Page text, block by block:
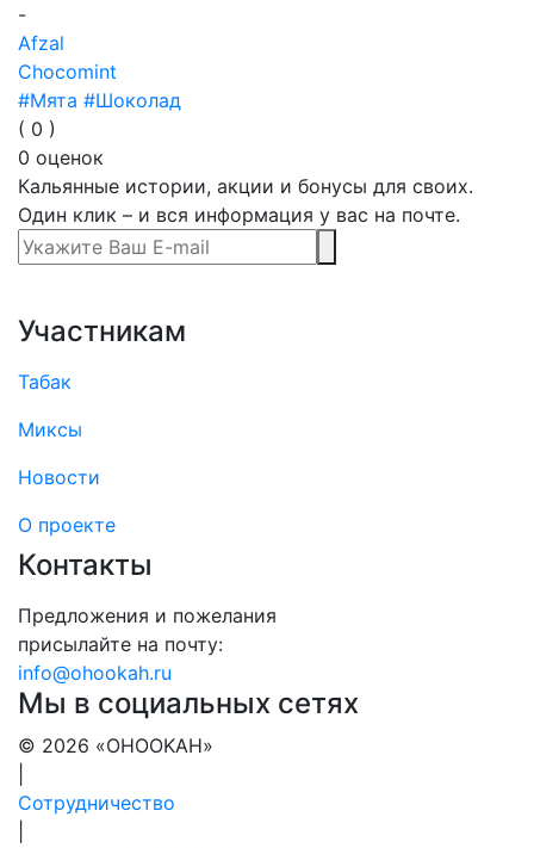
-
Afzal
Chocomint
#Мята #Шоколад
( 0 )
0 оценок
Кальянные истории, акции и бонусы для своих.
Один клик – и вся информация у вас на почте.
Участникам
Табак
Миксы
Новости
О проекте
Контакты
Предложения и пожелания
присылайте на почту:
info@ohookah.ru
Мы в социальных сетях
© 2026 «OHOOKAH»
Сотрудничество